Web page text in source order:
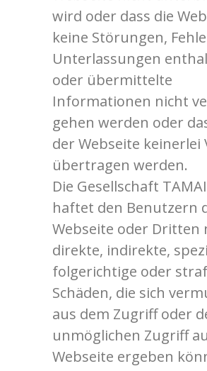
wird oder dass die
keine Störungen,
Unterlassungen
oder übermittelte
Informationen nicht
gehen werden oder
der Webseite keinerlei
übertragen werden.
Die Gesellschaft
haftet den Benutzern
Webseite oder Dritten
direkte, indirekte,
folgerichtige oder
Schäden, die sich
aus dem Zugriff oder
unmöglichen Zugriff
Webseite ergeben